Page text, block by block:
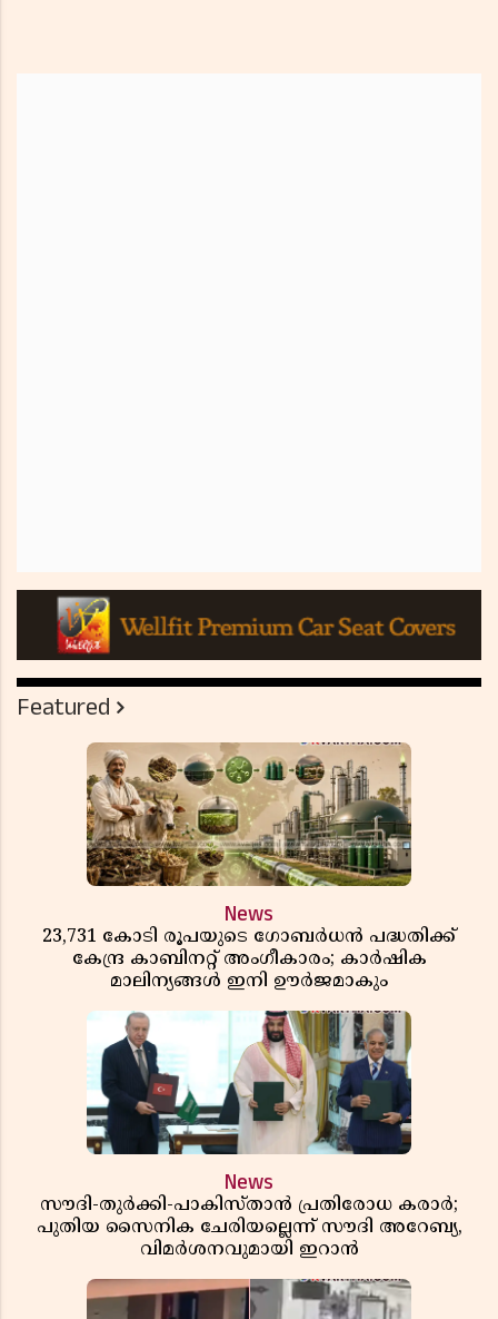
Featured
News
23,731 കോടി രൂപയുടെ ഗോബർധൻ പദ്ധതിക്ക്
കേന്ദ്ര കാബിനറ്റ് അംഗീകാരം; കാർഷിക
മാലിന്യങ്ങൾ ഇനി ഊർജമാകും
News
സൗദി-തുർക്കി-പാകിസ്താൻ പ്രതിരോധ കരാർ;
പുതിയ സൈനിക ചേരിയല്ലെന്ന് സൗദി അറേബ്യ,
വിമർശനവുമായി ഇറാൻ